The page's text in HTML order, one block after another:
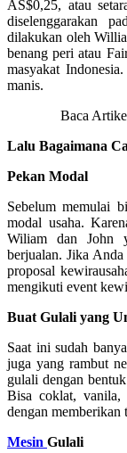
AS$0,25, atau
diselenggarakan
dilakukan oleh
benang peri atau
masyakat
manis.
Baca
Lalu Bagaimana
Pekan Modal
Sebelum memulai
modal usaha.
Wiliam dan John
berjualan. Jika
proposal
mengikuti event
Buat Gulali yang
Saat ini sudah
juga yang rambut
gulali dengan
Bisa coklat, vanila,
dengan memberikan
Mesin Gulali